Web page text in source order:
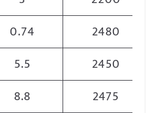
0.74
2480
5.5
2450
8.8
2475